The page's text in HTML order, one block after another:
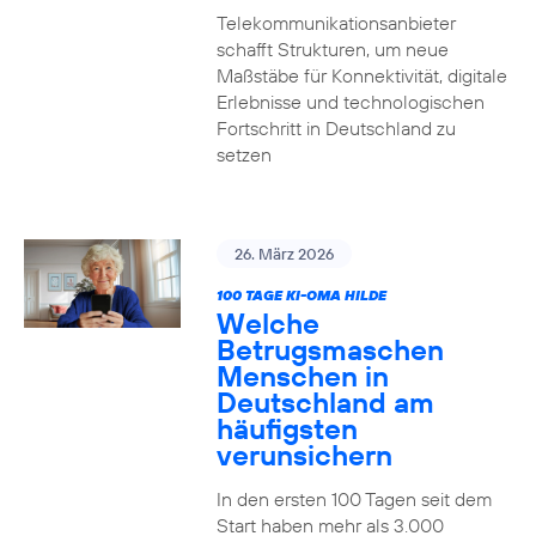
Telekommunikationsanbieter
schafft Strukturen, um neue
Maßstäbe für Konnektivität, digitale
Erlebnisse und technologischen
Fortschritt in Deutschland zu
setzen
26. März 2026
100 TAGE KI-OMA HILDE
Welche
Betrugsmaschen
Menschen in
Deutschland am
häufigsten
verunsichern
In den ersten 100 Tagen seit dem
Start haben mehr als 3.000